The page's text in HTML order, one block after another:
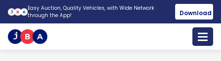
Easy Auction, Quality Vehicles, with Wide Network
through the App!
Download